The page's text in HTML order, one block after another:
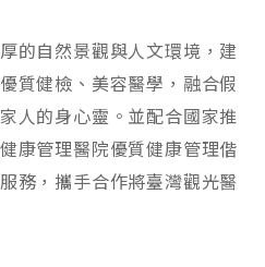
的自然景觀與人文環境，建
質健檢、美容醫學，融合假
人的身心靈。並配合國家推
康管理醫院優質健康管理偕
務，攜手合作將臺灣觀光醫